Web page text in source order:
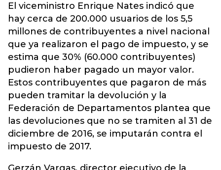
El viceministro Enrique Nates indicó que
hay cerca de 200.000 usuarios de los 5,5
millones de contribuyentes a nivel nacional
que ya realizaron el pago de impuesto, y se
estima que 30% (60.000 contribuyentes)
pudieron haber pagado un mayor valor.
Estos contribuyentes que pagaron de más
pueden tramitar la devolución y la
Federación de Departamentos plantea que
las devoluciones que no se tramiten al 31 de
diciembre de 2016, se imputarán contra el
impuesto de 2017.